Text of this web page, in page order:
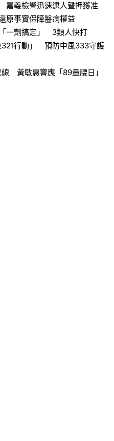
義檢警迅速逮人聲押獲准
原事實保障醫病權益
一劑搞定」 3類人快打
321行動」 預防中風333守護
黃敏惠響應「89量腰日」